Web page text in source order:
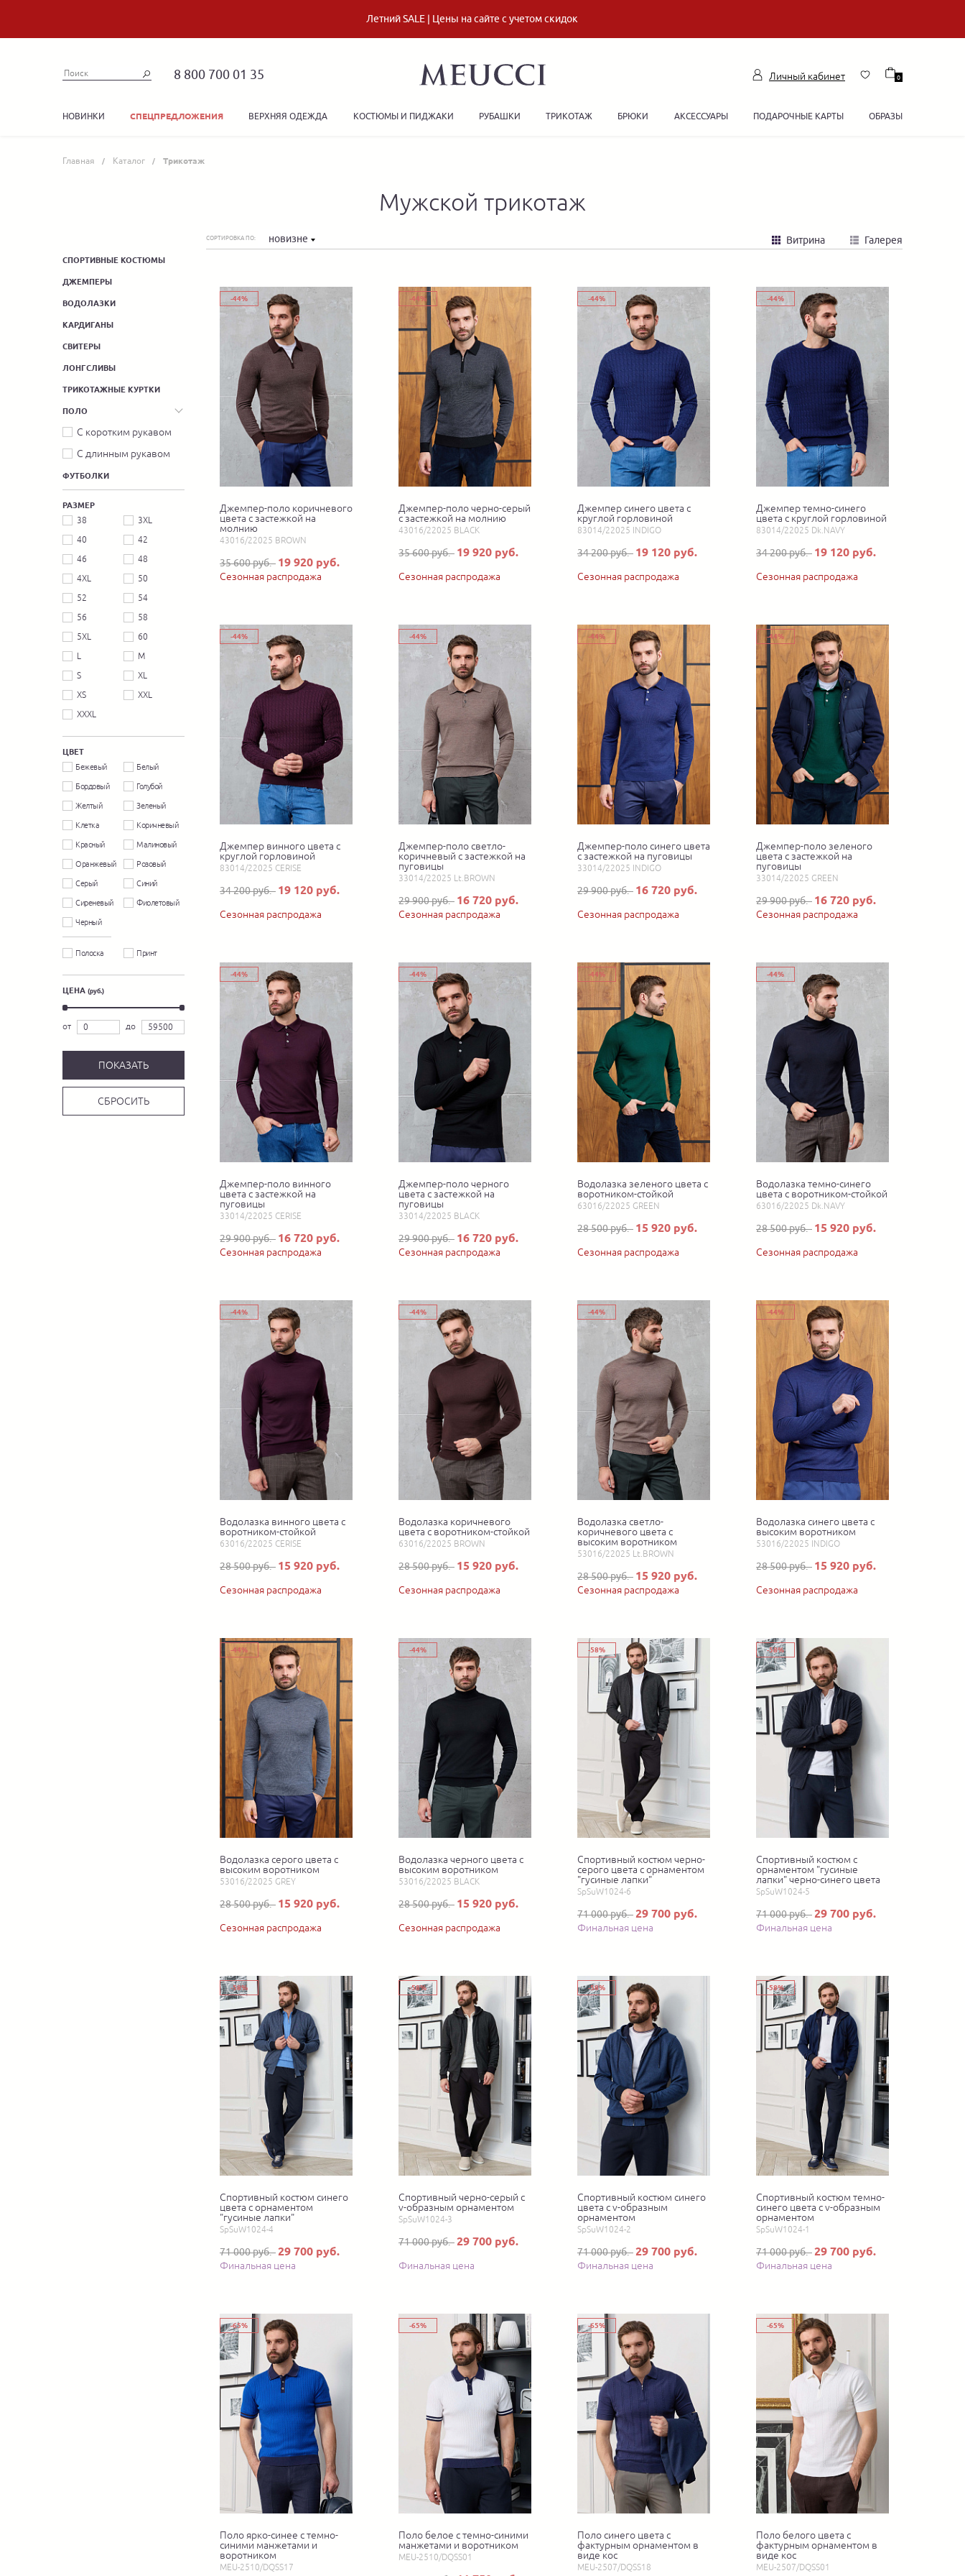
Летний SALE | Цены на сайте с учетом скидок
8 800 700 01 35 Личный кабинет 0
НОВИНКИ СПЕЦПРЕДЛОЖЕНИЯ ВЕРХНЯЯ ОДЕЖДА КОСТЮМЫ И ПИДЖАКИ РУБАШКИ ТРИКОТАЖ БРЮКИ АКСЕССУАРЫ ПОДАРОЧНЫЕ КАРТЫ ОБРАЗЫ
Главная Каталог Трикотаж
Мужской трикотаж
СПОРТИВНЫЕ КОСТЮМЫ
ДЖЕМПЕРЫ
ВОДОЛАЗКИ
КАРДИГАНЫ
СВИТЕРЫ
ЛОНГСЛИВЫ
ТРИКОТАЖНЫЕ КУРТКИ
ПОЛО
С коротким рукавом
С длинным рукавом
ФУТБОЛКИ
РАЗМЕР
38
3XL
40
42
46
48
4XL
50
52
54
56
58
5XL
60
L
M
S
XL
XS
XXL
XXXL
ЦВЕТ
Бежевый Белый
Бордовый Голубой
Желтый Зеленый
Клетка Коричневый
Красный Малиновый
Оранжевый Розовый
Серый Синий
Сиреневый Фиолетовый
Черный
Полоска Принт
ЦЕНА (руб.)
от до
СОРТИРОВКА ПО: новизне Витрина Галерея
-44%
Джемпер-поло коричневого
цвета с застежкой на
молнию
43016/22025 BROWN
35 600 руб. 19 920 руб.
Сезонная распродажа
-44%
Джемпер-поло черно-серый
с застежкой на молнию
43016/22025 BLACK
35 600 руб. 19 920 руб.
Сезонная распродажа
-44%
Джемпер синего цвета с
круглой горловиной
83014/22025 INDIGO
34 200 руб. 19 120 руб.
Сезонная распродажа
-44%
Джемпер темно-синего
цвета с круглой горловиной
83014/22025 Dk.NAVY
34 200 руб. 19 120 руб.
Сезонная распродажа
-44%
Джемпер винного цвета с
круглой горловиной
83014/22025 CERISE
34 200 руб. 19 120 руб.
Сезонная распродажа
-44%
Джемпер-поло светло-
коричневый с застежкой на
пуговицы
33014/22025 Lt.BROWN
29 900 руб. 16 720 руб.
Сезонная распродажа
-44%
Джемпер-поло синего цвета
с застежкой на пуговицы
33014/22025 INDIGO
29 900 руб. 16 720 руб.
Сезонная распродажа
-44%
Джемпер-поло зеленого
цвета с застежкой на
пуговицы
33014/22025 GREEN
29 900 руб. 16 720 руб.
Сезонная распродажа
-44%
Джемпер-поло винного
цвета с застежкой на
пуговицы
33014/22025 CERISE
29 900 руб. 16 720 руб.
Сезонная распродажа
-44%
Джемпер-поло черного
цвета с застежкой на
пуговицы
33014/22025 BLACK
29 900 руб. 16 720 руб.
Сезонная распродажа
-44%
Водолазка зеленого цвета с
воротником-стойкой
63016/22025 GREEN
28 500 руб. 15 920 руб.
Сезонная распродажа
-44%
Водолазка темно-синего
цвета с воротником-стойкой
63016/22025 Dk.NAVY
28 500 руб. 15 920 руб.
Сезонная распродажа
-44%
Водолазка винного цвета с
воротником-стойкой
63016/22025 CERISE
28 500 руб. 15 920 руб.
Сезонная распродажа
-44%
Водолазка коричневого
цвета с воротником-стойкой
63016/22025 BROWN
28 500 руб. 15 920 руб.
Сезонная распродажа
-44%
Водолазка светло-
коричневого цвета с
высоким воротником
53016/22025 Lt.BROWN
28 500 руб. 15 920 руб.
Сезонная распродажа
-44%
Водолазка синего цвета с
высоким воротником
53016/22025 INDIGO
28 500 руб. 15 920 руб.
Сезонная распродажа
-44%
Водолазка серого цвета с
высоким воротником
53016/22025 GREY
28 500 руб. 15 920 руб.
Сезонная распродажа
-44%
Водолазка черного цвета с
высоким воротником
53016/22025 BLACK
28 500 руб. 15 920 руб.
Сезонная распродажа
-58%
Спортивный костюм черно-
серого цвета с орнаментом
"гусиные лапки"
SpSuW1024-6
71 000 руб.29 700 руб.
Финальная цена
-58%
Спортивный костюм с
орнаментом "гусиные
лапки" черно-синего цвета
SpSuW1024-5
71 000 руб.29 700 руб.
Финальная цена
-58%
Спортивный костюм синего
цвета с орнаментом
"гусиные лапки"
SpSuW1024-4
71 000 руб.29 700 руб.
Финальная цена
-58%
Спортивный черно-серый с
v-образным орнаментом
SpSuW1024-3
71 000 руб.29 700 руб.
Финальная цена
-58%
Спортивный костюм синего
цвета с v-образным
орнаментом
SpSuW1024-2
71 000 руб.29 700 руб.
Финальная цена
-58%
Спортивный костюм темно-
синего цвета с v-образным
орнаментом
SpSuW1024-1
71 000 руб.29 700 руб.
Финальная цена
-65%
Поло ярко-синее с темно-
синими манжетами и
воротником
MEU-2510/DQSS17
-65%
Поло белое с темно-синими
манжетами и воротником
MEU-2510/DQSS01
-65%
Поло синего цвета с
фактурным орнаментом в
виде кос
MEU-2507/DQSS18
-65%
Поло белого цвета с
фактурным орнаментом в
виде кос
MEU-2507/DQSS01